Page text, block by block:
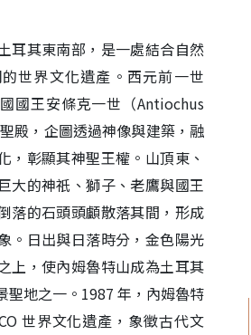
耳其東南部，是一處結合自然
世界文化遺產。西元前一世
國王安條克一世（Antiochus
殿，企圖透過神像與建築，融
，彰顯其神聖王權。山頂東、
大的神祇、獅子、老鷹與國王
落的石頭頭顱散落其間，形成
。日出與日落時分，金色陽光
上，使內姆魯特山成為土耳其
聖地之一。1987 年，內姆魯特
世界文化遺產，象徵古代文